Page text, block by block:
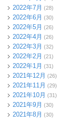
2022年7月 (28)
2022年6月 (30)
2022年5月 (26)
2022年4月 (26)
2022年3月 (32)
2022年2月 (21)
2022年1月 (31)
2021年12月 (26)
2021年11月 (29)
2021年10月 (31)
2021年9月 (30)
2021年8月 (30)